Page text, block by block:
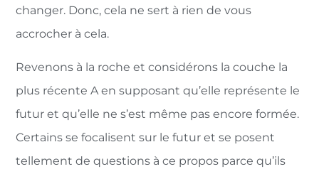
changer. Donc, cela ne sert à rien de vous
accrocher à cela.
Revenons à la roche et considérons la couche la
plus récente A en supposant qu’elle représente le
futur et qu’elle ne s’est même pas encore formée.
Certains se focalisent sur le futur et se posent
tellement de questions à ce propos parce qu’ils